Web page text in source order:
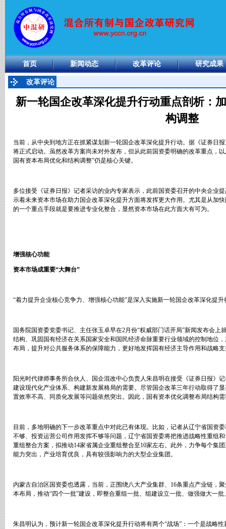
首页 新闻动态 改革评论 研究成果
改革评论
新一轮国企改革深化提升行动重点剖析：
构调整
当前，从中央到地方正在抓紧谋划新一轮国企改革深化提升行动。据《证券日
将正式启动。虽然改革方案尚未对外发布，但从此前国资委明确的改革重点，
国有资本布局优化和结构调整”仍是核心关键。
多位接受《证券日报》记者采访的业内专家表示，此前国资委召开的中央企业
示着未来资本市场在助力国企改革深化提升方面将发挥更大作用。尤其是从加
的一个重点手段就是要推进专业化整合，显然资本市场在此方面大有可为。
增强核心功能
资本市场成重要“大舞台”
“着力提升企业核心竞争力、增强核心功能”是深入实施新一轮国企改革深化提
国务院国资委党委书记、主任张玉卓早在2月份“权威部门话开局”新闻发布会上
结构、巩固国有经济在关系国家安全和国民经济命脉重要行业领域的控制地位
布局，提升对公共服务体系的保障能力，更好地发挥国有经济主导作用和战略
阳光时代律师事务所合伙人、国企混改中心负责人朱昌明在接受《证券日报》
建设现代化产业体系、构建新发展格局的需要。尽管国企改革三年行动取得了
置效率不高、同质化发展等问题依然突出。因此，国有资本优化调整布局结构
目前，多地明确的下一步改革重点中对此已有体现。比如，记者从辽宁省国资
不够、投资运营公司作用发挥不够等问题，辽宁省国资委将把推进战略性重组
重组整合方案，拟推动14家省属企业重组整合至10家左右。此外，力争每个集
能力突出，产业培育优良，具有较强影响力的大型企业集团。
内蒙古自治区国资委也透露，当前，正围绕八大产业集群、 16条重点产业链，
本布局，推动“四个一批”建设，即整合重组一批、组建设立一批、做强做大一
朱昌明认为，预计新一轮国企改革深化提升行动将有两个“战场” ：一个是战略